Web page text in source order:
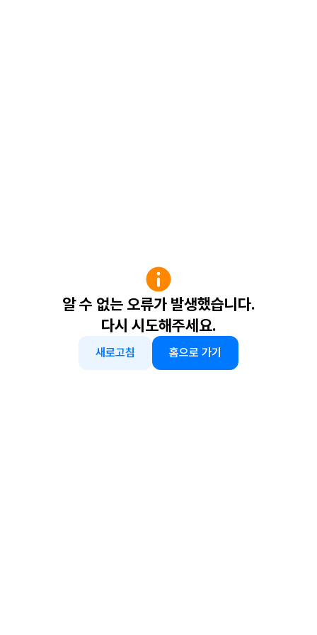
알 수 없는 오류가 발생했습니다.
다시 시도해주세요.
새로고침 홈으로 가기